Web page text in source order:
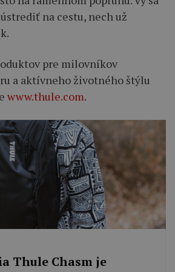
na cestu, nech už
pre milovníkov
a aktívneho životného štýlu
www.thule.com.
Thule Chasm je